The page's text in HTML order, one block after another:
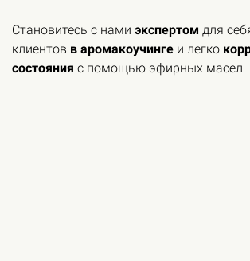
Становитесь с нами экспертом для
клиентов в аромакоучинге и легко
состояния с помощью эфирных масел